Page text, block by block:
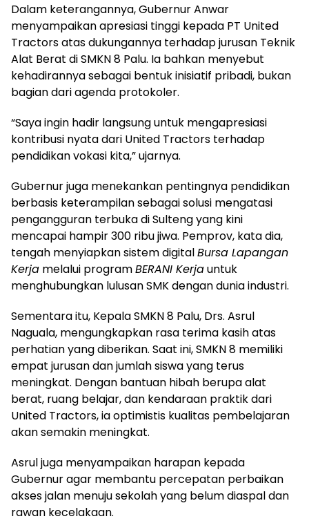
Dalam keterangannya, Gubernur Anwar
menyampaikan apresiasi tinggi kepada PT United
Tractors atas dukungannya terhadap jurusan Teknik
Alat Berat di SMKN 8 Palu. Ia bahkan menyebut
kehadirannya sebagai bentuk inisiatif pribadi, bukan
bagian dari agenda protokoler.
“Saya ingin hadir langsung untuk mengapresiasi
kontribusi nyata dari United Tractors terhadap
pendidikan vokasi kita,” ujarnya.
Gubernur juga menekankan pentingnya pendidikan
berbasis keterampilan sebagai solusi mengatasi
pengangguran terbuka di Sulteng yang kini
mencapai hampir 300 ribu jiwa. Pemprov, kata dia,
tengah menyiapkan sistem digitalBursa Lapangan
Kerja melalui programBERANI Kerjauntuk
menghubungkan lulusan SMK dengan dunia industri.
Sementara itu, Kepala SMKN 8 Palu, Drs. Asrul
Naguala, mengungkapkan rasa terima kasih atas
perhatian yang diberikan. Saat ini, SMKN 8 memiliki
empat jurusan dan jumlah siswa yang terus
meningkat. Dengan bantuan hibah berupa alat
berat, ruang belajar, dan kendaraan praktik dari
United Tractors, ia optimistis kualitas pembelajaran
akan semakin meningkat.
Asrul juga menyampaikan harapan kepada
Gubernur agar membantu percepatan perbaikan
akses jalan menuju sekolah yang belum diaspal dan
rawan kecelakaan.